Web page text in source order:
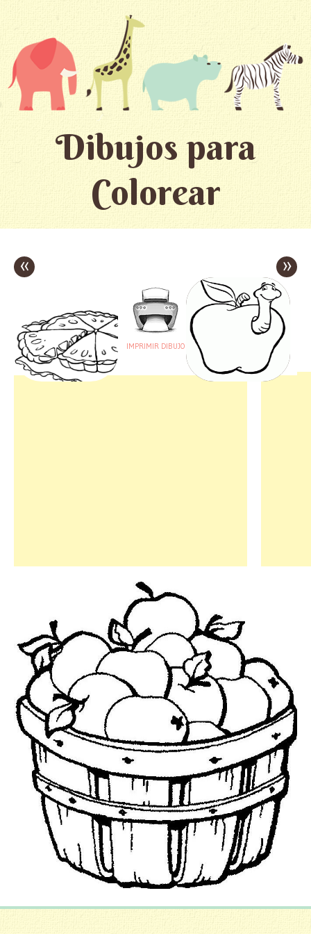
Dibujos para
Colorear
«
IMPRIMIR DIBUJO
»